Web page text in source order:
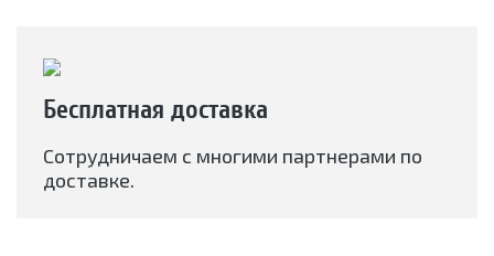
Бесплатная доставка
Сотрудничаем с многими партнерами по
доставке.